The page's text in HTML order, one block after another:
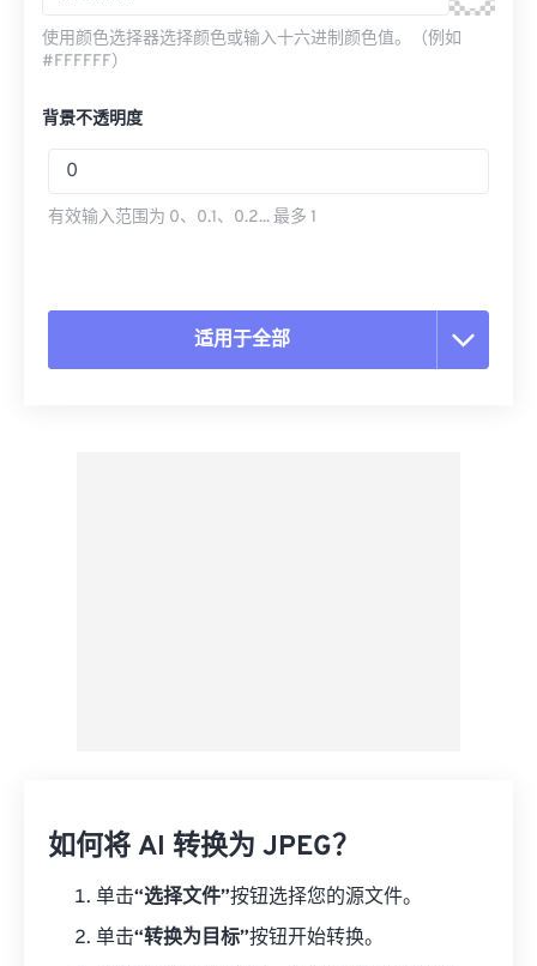
使用颜色选择器选择颜色或输入十六进制颜色值。（例如
#FFFFFF）
背景不透明度
有效输入范围为 0、0.1、0.2... 最多 1
适用于全部
如何将 AI 转换为 JPEG？
单击“选择文件”按钮选择您的源文件。
单击“转换为目标”按钮开始转换。